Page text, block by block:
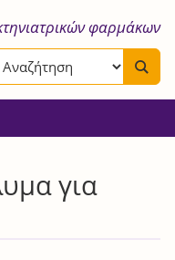
φαρμάκων
για